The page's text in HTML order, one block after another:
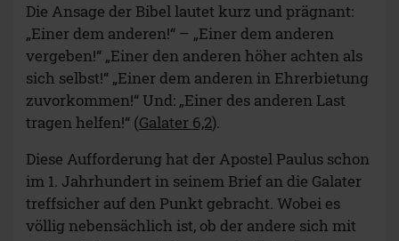
Die Ansage der Bibel lautet kurz und prägnant:
„Einer dem anderen!“ – „Einer dem anderen
vergeben!“ „Einer den anderen höher achten als
sich selbst!“ „Einer dem anderen in Ehrerbietung
zuvorkommen!“ Und: „Einer des anderen Last
tragen helfen!“ (Galater 6,2).
Diese Aufforderung hat der Apostel Paulus schon
im 1. Jahrhundert in seinem Brief an die Galater
treffsicher auf den Punkt gebracht. Wobei es
völlig nebensächlich ist, ob der andere sich mit